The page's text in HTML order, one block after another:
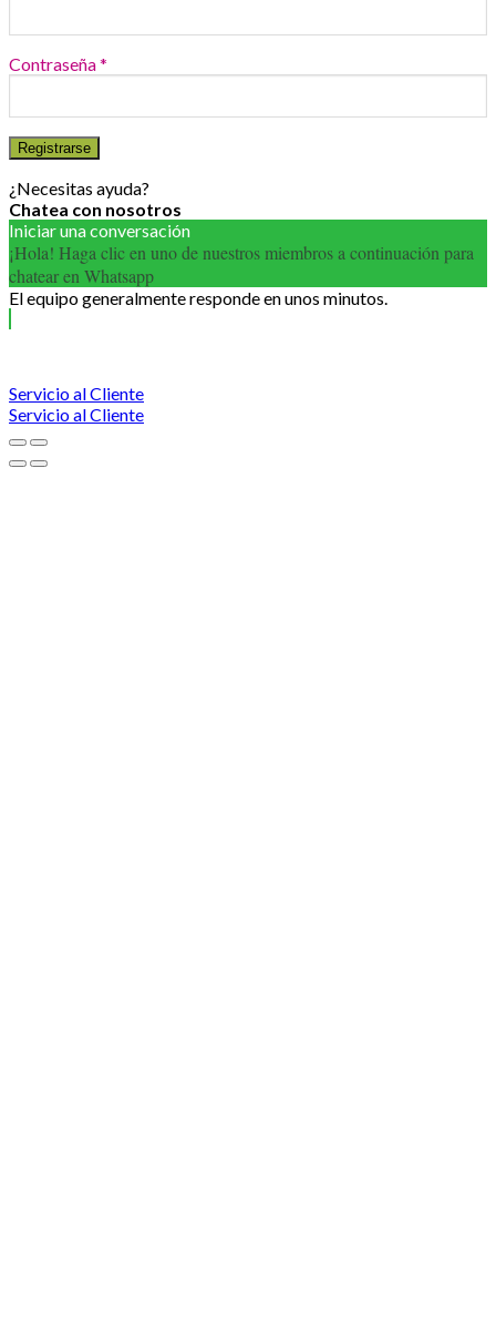
Contraseña*
Registrarse
¿Necesitas ayuda?
Chatea con nosotros
Iniciar una conversación
¡Hola! Haga clic en uno de nuestros miembros a continuación para
chatear en Whatsapp
El equipo generalmente responde en unos minutos.
Servicio al Cliente
Servicio al Cliente